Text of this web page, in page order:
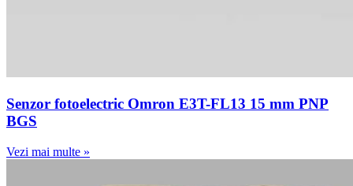
Senzor fotoelectric Omron E3T-FL13 15 mm PNP
BGS
Vezi mai multe »